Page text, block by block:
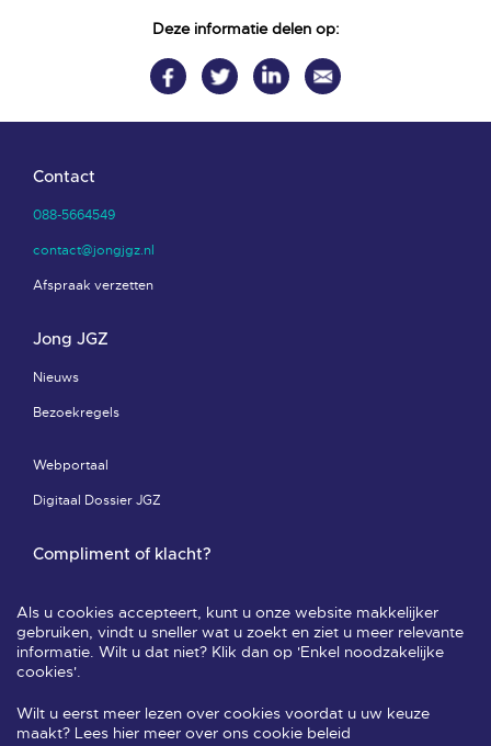
Deze informatie delen op:
Contact
088-5664549
contact@jongjgz.nl
Afspraak verzetten
Jong JGZ
Nieuws
Bezoekregels
Webportaal
Digitaal Dossier JGZ
Compliment of klacht?
Leveringsvoorwaarden & privacy
Veelgestelde vragen
Volg ons
Als u cookies accepteert, kunt u onze website makkelijker
gebruiken, vindt u sneller wat u zoekt en ziet u meer relevante
informatie. Wilt u dat niet? Klik dan op 'Enkel noodzakelijke
cookies'.
Wilt u eerst meer lezen over cookies voordat u uw keuze
maakt? Lees hier meer over ons cookie beleid